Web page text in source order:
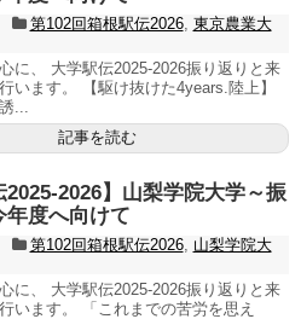
第102回箱根駅伝2026, 東京農業大
に、 大学駅伝2025-2026振り返りと来
います。 【駆け抜けた4years.陸上】
...
記事を読む
2025-2026】山梨学院大学～振
年度へ向けて
第102回箱根駅伝2026, 山梨学院大
に、 大学駅伝2025-2026振り返りと来
います。 「これまでの苦労を思え